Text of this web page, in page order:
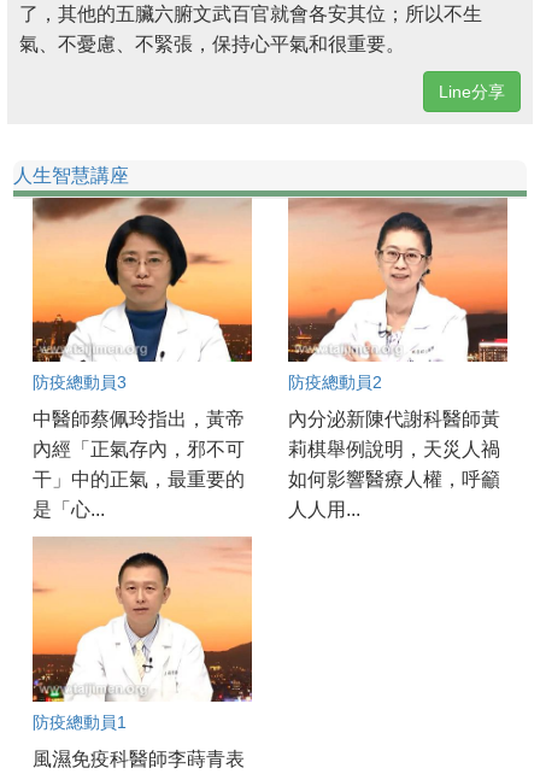
了，其他的五臟六腑文武百官就會各安其位；所以不生
氣、不憂慮、不緊張，保持心平氣和很重要。
Line分享
人生智慧講座
防疫總動員3
中醫師蔡佩玲指出，黃帝
內經「正氣存內，邪不可
干」中的正氣，最重要的
是「心...
防疫總動員2
內分泌新陳代謝科醫師黃
莉棋舉例說明，天災人禍
如何影響醫療人權，呼籲
人人用...
防疫總動員1
風濕免疫科醫師李蒔青表